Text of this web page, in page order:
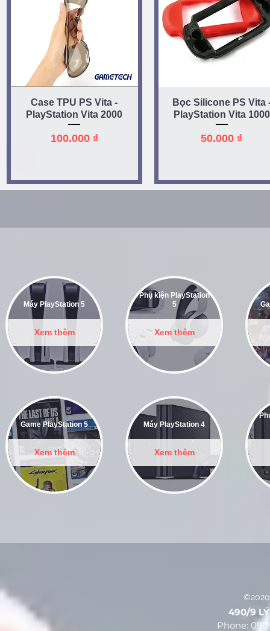
Quick View
Case TPU PS Vita -
PlayStation Vita 2000
Price
100.000 ₫
Quick View
Bọc Silicone PS Vita
PlayStation Vita 1000
Price
50.000 ₫
Máy PlayStation 5
Xem thêm
Game PlayStation 5
Xem thêm
Phụ kiện PlayStation
5
Xem thêm
Máy PlayStation 4
Xem thêm
©2020
490/9 LÝ
Phone: